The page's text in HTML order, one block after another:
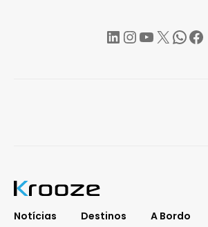
LinkedIn
Instagram
YouTube
X
Notícias Destinos A Bordo